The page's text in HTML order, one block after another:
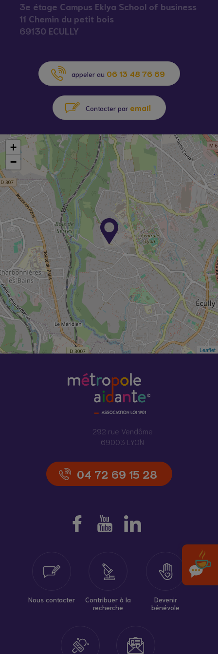
3e étage Campus Eklya School of business
11 Chemin du petit bois
69130 ECULLY
appeler au 06 13 48 76 69
Contacter par email
+
−
Leaflet
292 rue Vendôme
69003 LYON
04 72 69 15 28
Nous contacter
Contribuer à la
recherche
Devenir
bénévole